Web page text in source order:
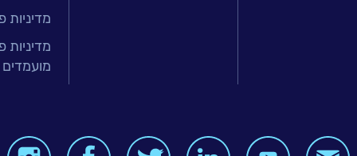
BI, Analytics
מדיניות
מדיניות